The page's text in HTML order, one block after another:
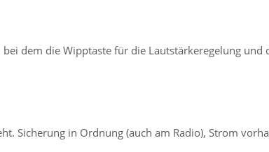
dem die Wipptaste für die Lautstärkeregelung
Sicherung in Ordnung (auch am Radio), Strom